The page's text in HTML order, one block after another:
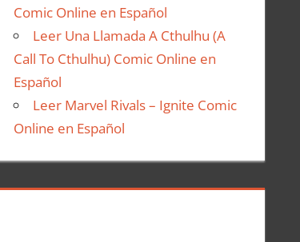
Comic Online en Español
Leer Una Llamada A Cthulhu (A
Call To Cthulhu) Comic Online en
Español
Leer Marvel Rivals – Ignite Comic
Online en Español